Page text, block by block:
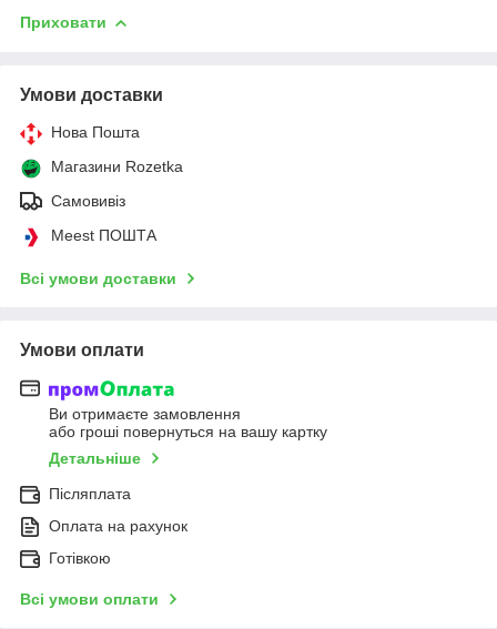
Приховати
Умови доставки
Нова Пошта
Магазини Rozetka
Самовивіз
Meest ПОШТА
Всі умови доставки
Умови оплати
Ви отримаєте замовлення
або гроші повернуться на вашу картку
Детальніше
Післяплата
Оплата на рахунок
Готівкою
Всі умови оплати